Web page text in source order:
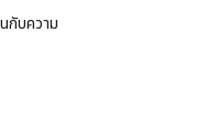
กับความ